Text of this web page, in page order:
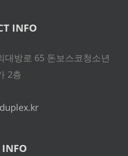
INFO
대방로 65 돈보스코청소년
2층